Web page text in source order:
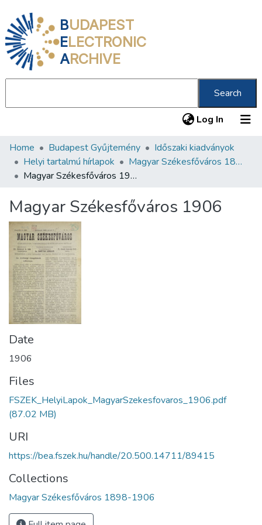
BUDAPEST
ELECTRONIC
ARCHIVE
Search
Log In (current)
Communities & Collections
All of DSpace
About us
Home Budapest Gyűjtemény
Időszaki kiadványok
Helyi tartalmú hírlapok
Magyar Székesfőváros 1898-1906
Magyar Székesfőváros 1906
Magyar Székesfőváros 1906
Date
1906
Files
FSZEK_HelyiLapok_MagyarSzekesfovaros_1906.pdf
(87.02 MB)
URI
https://bea.fszek.hu/handle/20.500.14711/89415
Collections
Magyar Székesfőváros 1898-1906